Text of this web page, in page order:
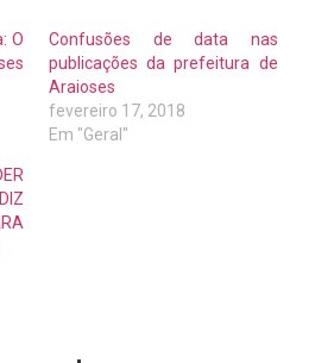
O
Confusões de data nas
publicações da prefeitura de
Araioses
fevereiro 17, 2018
Em "Geral"